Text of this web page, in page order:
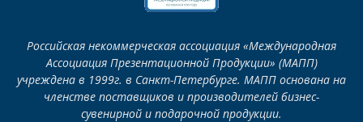
Российская некоммерческая ассоциация «Международная
Ассоциация Презентационной Продукции» (МАПП)
учреждена в 1999г. в Санкт-Петербурге. МАПП основана на
членстве поставщиков и производителей бизнес-
сувенирной и подарочной продукции.